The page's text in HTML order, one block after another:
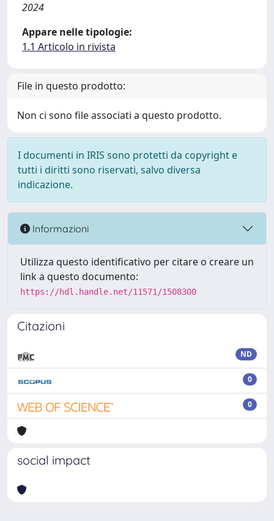
2024
Appare nelle tipologie:
1.1 Articolo in rivista
File in questo prodotto:
Non ci sono file associati a questo prodotto.
I documenti in IRIS sono protetti da copyright e
tutti i diritti sono riservati, salvo diversa
indicazione.
Informazioni
Utilizza questo identificativo per citare o creare un
link a questo documento:
https://hdl.handle.net/11571/1508300
Citazioni
ND
0
0
social impact